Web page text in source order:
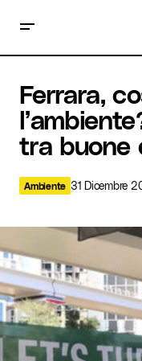
buone e cattive notizie
Ferrara,
tra buone
Ambiente 31 Dicembre